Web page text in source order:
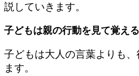
説していきます。
子どもは親の行動を見て覚える
子どもは大人の言葉よりも
ます。